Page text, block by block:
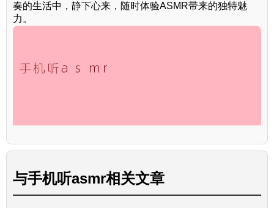
奏的生活中，静下心来，随时体验ASMR带来的独特魅
力。
与手机听asmr相关文章